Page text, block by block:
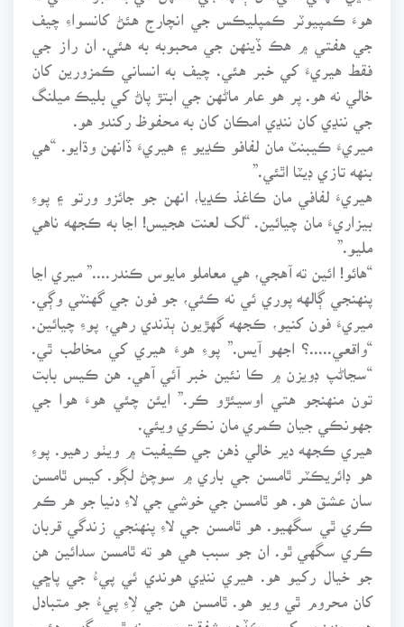
هوءَ ڪمپيوٽر ڪمپليڪس جي انچارج هئڻ کانسواءِ چيف
جي هفتي ۾ هڪ ڏينهن جي محبوبه به هئي. ان راز جي
فقط هيريءَ کي خبر هئي. چيف به انساني ڪمزورين کان
خالي نه هو. پر هو عام ماڻهن جي ابتڙ پاڻ کي بليڪ ميلنگ
جي ننڍي کان ننڍي امڪان کان به محفوظ رکندو هو.
ميريءَ ڪيبنٽ مان لفافو ڪڍيو ۽ هيريءَ ڏانهن وڌايو. “هي
بنهه تازي ڊيٽا اٿئي.”
هيريءَ لفافي مان ڪاغذ ڪڍيا، انهن جو جائزو ورتو ۽ پوءِ
بيزاريءَ مان چيائين. “لک لعنت هجيس! اڃا به ڪجهه ناهي
مليو.”
“هائو! ائين ته آهجي، هي معاملو مايوس ڪندر....” ميري اڃا
پنهنجي ڳالهه پوري ئي نه ڪئي، جو فون جي گهنٽي وڳي.
ميريءَ فون کنيو، ڪجهه گهڙيون ٻڌندي رهي، پوءِ چيائين.
“واقعي.....؟ اجهو آيس.” پوءِ هوءَ هيري کي مخاطب ٿي.
“سڃاڻپ ڊويزن ۾ ڪا نئين خبر آئي آهي. هن ڪيس بابت
تون منهنجو هتي اوسيئڙو ڪر.” ايئن چئي هوءَ هوا جي
جهونڪي جيان ڪمري مان نڪري ويئي.
هيري ڪجهه دير خالي ذهن جي ڪيفيت ۾ ويٺو رهيو. پوءِ
هو ڊائريڪٽر ٿامسن جي باري ۾ سوچڻ لڳو. کيس ٿامسن
سان عشق هو. هو ٿامسن جي خوشي جي لاءِ دنيا جو هر ڪم
ڪري ٿي سگهيو. هو ٿامسن جي لاءِ پنهنجي زندگي قربان
ڪري سگهي ٿو. ان جو سبب هي هو ته ٿامسن سدائين هن
جو خيال رکيو هو. هيري ننڍي هوندي ئي پيءُ جي پاڇي
کان محروم ٿي ويو هو. ٿامسن هن جي لاِءِ پيءُ جو متبادل
هو. جنهنجي کيس ڪڏهن شفقت ميسر نه ٿي سگهي هئي.